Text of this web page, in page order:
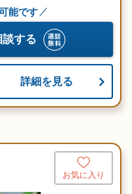
能です
する
詳細を見る
お気に入り